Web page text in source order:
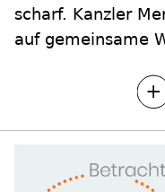
scharf. Kanzler
auf gemeinsame